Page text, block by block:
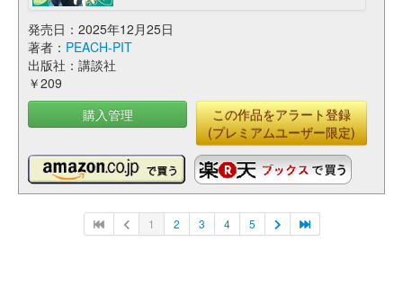
発売日：2025年12月25日
著者： PEACH-PIT
出版社：講談社
￥209
購入管理
この作品をアラート登録
(プレミアムユーザー限定)
1 2 3 4 5